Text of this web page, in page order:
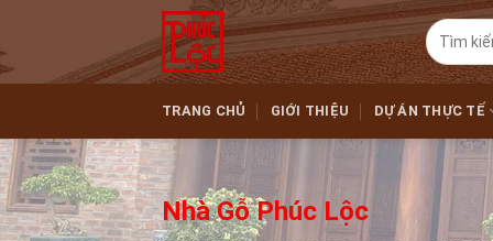
content
Tìm
kiếm:
TRANG CHỦ GIỚI THIỆU DỰ ÁN THỰC TẾ
Nhà Gỗ Phúc Lộc